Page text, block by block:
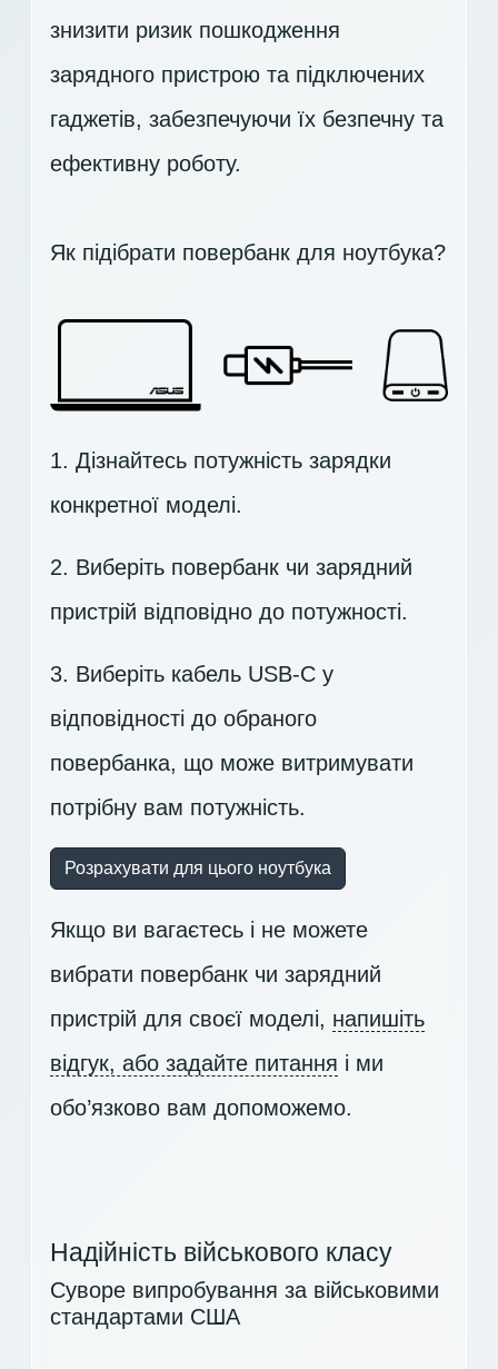
знизити ризик пошкодження
зарядного пристрою та підключених
гаджетів, забезпечуючи їх безпечну та
ефективну роботу.
Як підібрати повербанк для ноутбука?
1. Дізнайтесь потужність зарядки
конкретної моделі.
2. Виберіть повербанк чи зарядний
пристрій відповідно до потужності.
3. Виберіть кабель USB-C у
відповідності до обраного
повербанка, що може витримувати
потрібну вам потужність.
Розрахувати для цього ноутбука
Якщо ви вагаєтесь і не можете
вибрати повербанк чи зарядний
пристрій для своєї моделі, напишіть
відгук, або задайте питання і ми
обо’язково вам допоможемо.
Надійність військового класу
Суворе випробування за військовими
стандартами США